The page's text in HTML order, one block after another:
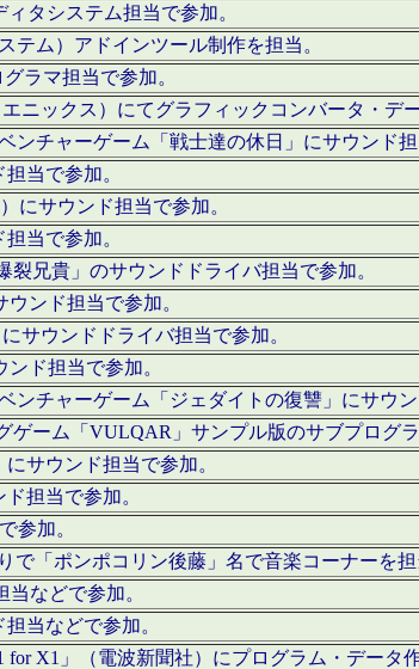
タシステム担当で参加。
テム）アドインツール制作を担当。
ラマ担当で参加。
ニックス）にてグラフィックコンバータ・デ
ンチャーゲーム「戦士達の休日」にサウンド
当で参加。
にサウンド担当で参加。
当で参加。
裂兄貴」のサウンドドライバ担当で参加。
ンド担当で参加。
サウンドドライバ担当で参加。
ド担当で参加。
ンチャーゲーム「ジェダイトの復讐」にサウ
ゲーム「VULQAR」サンプル版のサブプログ
サウンド担当で参加。
担当で参加。
参加。
で「ポンポコリン後藤」名で音楽コーナーを
などで参加。
当などで参加。
X1」（電波新聞社）にプログラム・データ